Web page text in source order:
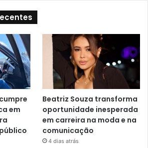
em
Beatriz Souza transforma
oportunidade inesperada
em carreira na moda e na
comunicação
4 dias atrás